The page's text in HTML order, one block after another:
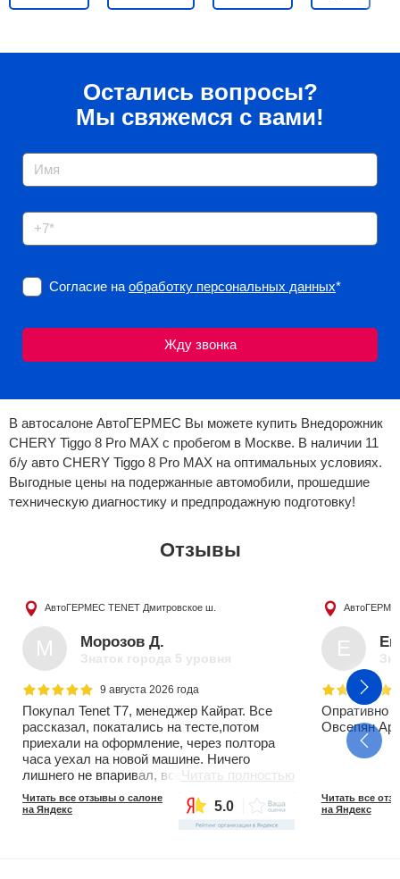
Остались вопросы?
Мы свяжемся с вами!
Согласие на обработку персональных данных*
В автосалоне АвтоГЕРМЕС Вы можете купить Внедорожник
CHERY Tiggo 8 Pro MAX с пробегом в Москве. В наличии 11
б/у авто CHERY Tiggo 8 Pro MAX на оптимальных условиях.
Выгодные цены на подержанные автомобили, прошедшие
техническую диагностику и предпродажную подготовку!
Отзывы
АвтоГЕРМЕС TENET Дмитровское ш.
М Морозов Д.
Знаток города 5 уровня
9 августа 2026 года
Покупал Tenet T7, менеджер Кайрат. Все
рассказал, покатались на тесте,потом
приехали на оформление, через полтора
часа уехал на новой машине. Ничего
лишнего не впаривал, все по делу. Через 2
месяца приехал на ТО-0, делали 3 часа,
все хорошо, мастер Артём Овсепян.
Читать полностью
Читать все отзывы о салоне
на Яндекс
5.0
E
Опративно
Овсепян
Читать все
на Яндекс